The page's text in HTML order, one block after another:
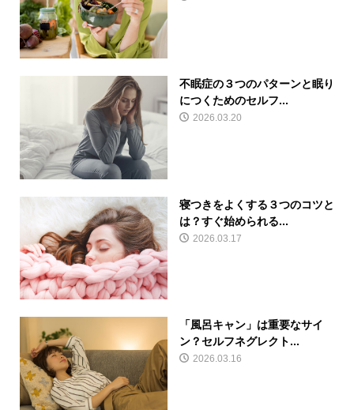
不眠症の３つのパターンと眠り
につくためのセルフ...
2026.03.20
寝つきをよくする３つのコツと
は？すぐ始められる...
2026.03.17
「風呂キャン」は重要なサイ
ン？セルフネグレクト...
2026.03.16